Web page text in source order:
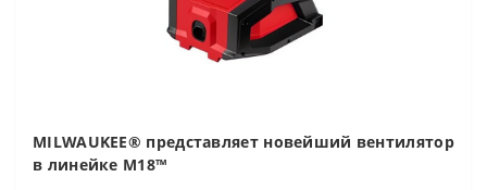
MILWAUKEE® представляет новейший вентилятор
в линейке M18™